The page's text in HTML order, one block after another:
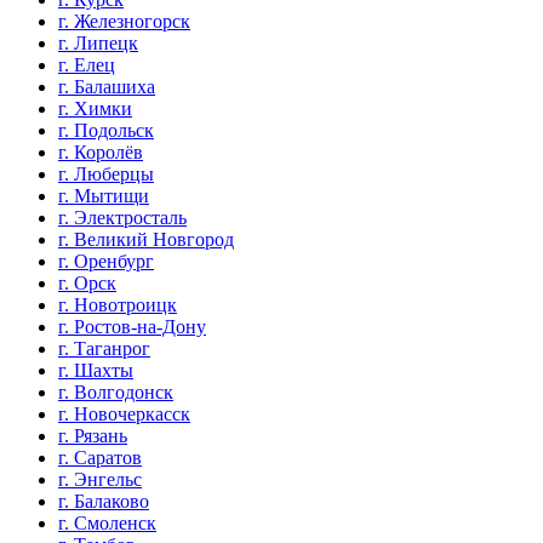
г. Железногорск
г. Липецк
г. Елец
г. Балашиха
г. Химки
г. Подольск
г. Королёв
г. Люберцы
г. Мытищи
г. Электросталь
г. Великий Новгород
г. Оренбург
г. Орск
г. Новотроицк
г. Ростов-на-Дону
г. Таганрог
г. Шахты
г. Волгодонск
г. Новочеркасск
г. Рязань
г. Саратов
г. Энгельс
г. Балаково
г. Смоленск